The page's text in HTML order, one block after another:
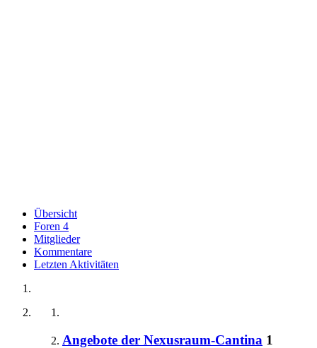
Übersicht
Foren 4
Mitglieder
Kommentare
Letzten Aktivitäten
Angebote der Nexusraum-Cantina 1